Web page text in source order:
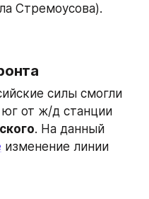
Стремоусова).
силы смогли
. На данный
изменение линии